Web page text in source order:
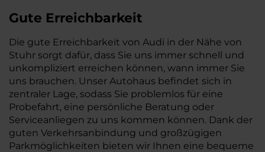
Gute Erreichbarkeit
Die gute Erreichbarkeit von Audi in der Nähe von
Stuhr sorgt dafür, dass Sie uns immer schnell und
unkompliziert erreichen können, wann immer Sie
uns brauchen. Unser Autohaus befindet sich in
zentraler Lage, sodass Sie problemlos für eine
Probefahrt, eine persönliche Beratung oder
Serviceanliegen zu uns kommen können. Dank der
guten Verkehrsanbindung und großzügigen
Parkmöglichkeiten bieten wir Ihnen eine bequeme